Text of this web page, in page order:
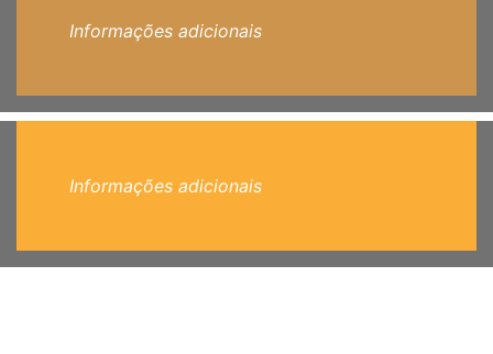
Informações adicionais
Informações adicionais